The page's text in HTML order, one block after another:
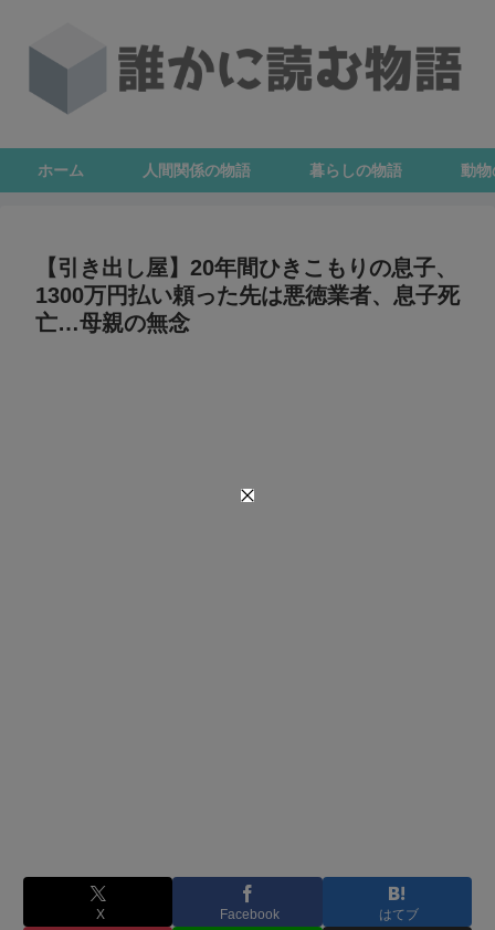
ホーム 人間関係の物語 暮らしの物語 動
【引き出し屋】20年間ひきこもりの息子、
1300万円払い頼った先は悪徳業者、息子死
亡…母親の無念
X Facebook はてブ